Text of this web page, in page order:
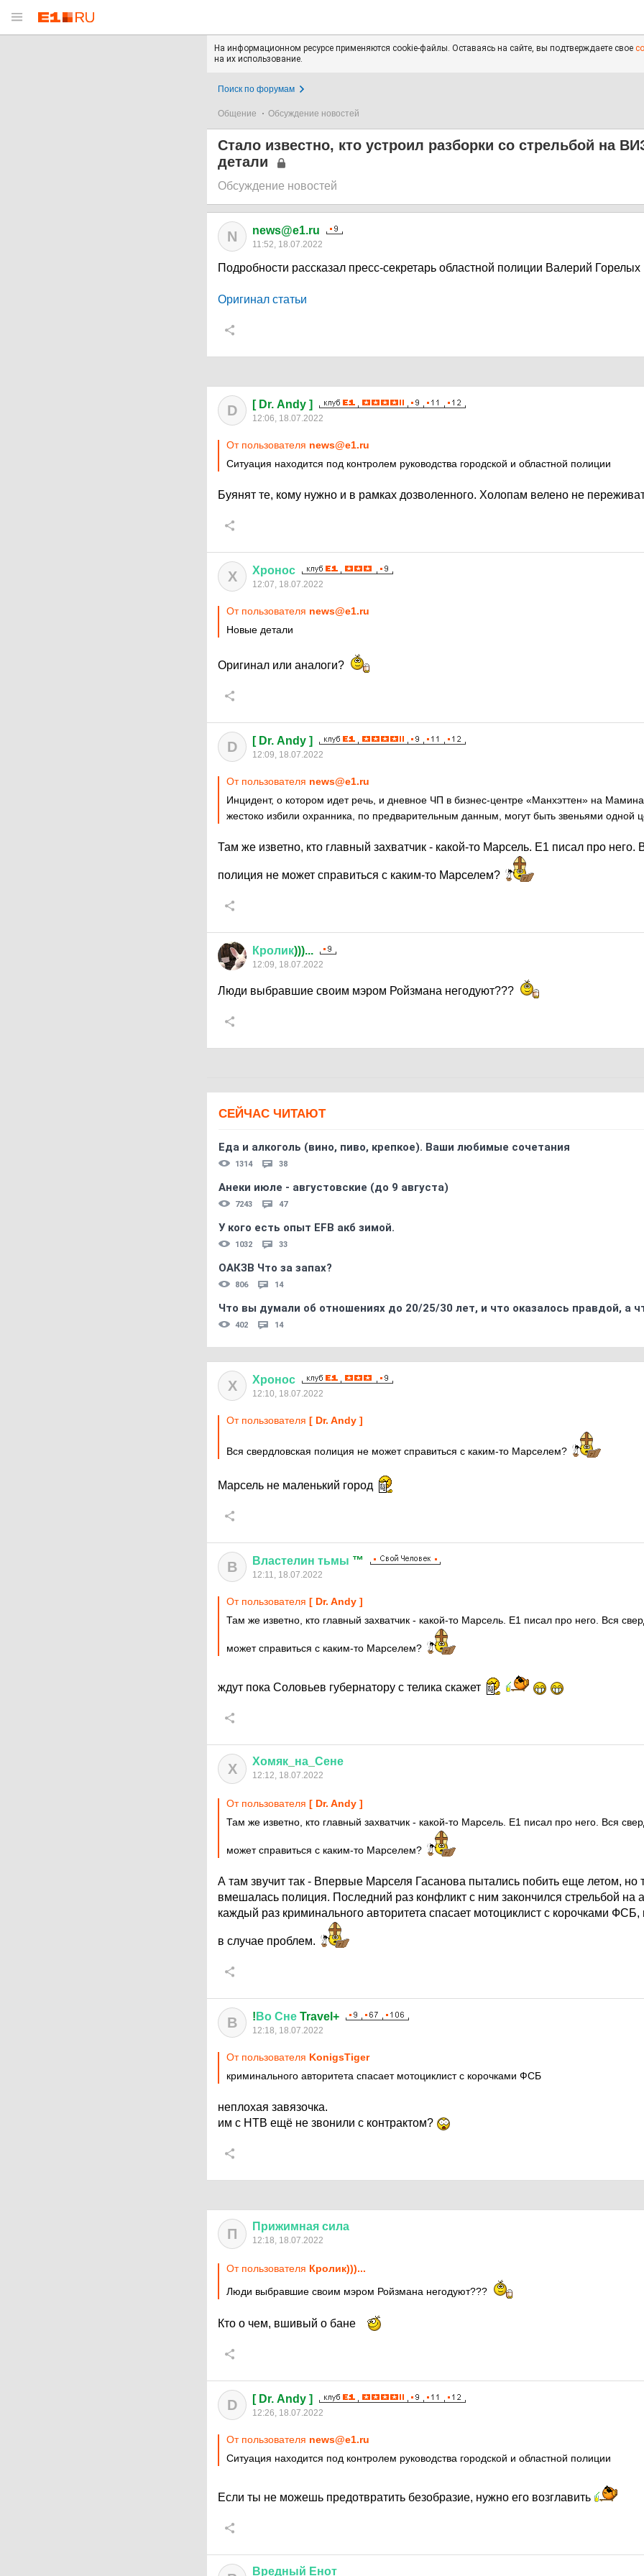
На информационном ресурсе применяются cookie-файлы. Оставаясь на сайте, вы подтверждаете свое
на их использование.
Поиск по форумам
Общение Обсуждение новостей
Стало известно, кто устроил разборки со стрельбой на
детали
Обсуждение новостей
N news@e1.ru
11:52, 18.07.2022
Подробности рассказал пресс-секретарь областной полиции Валерий Горелых
Оригинал статьи
D [ Dr. Andy ]
12:06, 18.07.2022
От пользователя news@e1.ru
Ситуация находится под контролем руководства городской и областной полиции
Буянят те, кому нужно и в рамках дозволенного. Холопам велено не
Х Хронос
12:07, 18.07.2022
От пользователя news@e1.ru
Новые детали
Оригинал или аналоги?
D [ Dr. Andy ]
12:09, 18.07.2022
От пользователя news@e1.ru
Инцидент, о котором идет речь, и дневное ЧП в бизнес-центре «Манхэттен» на
жестоко избили охранника, по предварительным данным, могут быть звеньями одной
Там же изветно, кто главный захватчик - какой-то Марсель. Е1 писал про него.
полиция не может справиться с каким-то Марселем?
Кролик)))...
12:09, 18.07.2022
Люди выбравшие своим мэром Ройзмана негодуют???
СЕЙЧАС ЧИТАЮТ
Еда и алкоголь (вино, пиво, крепкое). Ваши любимые сочетания
1314 38
Анеки июле - августовские (до 9 августа)
7243 47
У кого есть опыт EFB акб зимой.
1032 33
ОАКЗВ Что за запах?
806 14
Что вы думали об отношениях до 20/25/30 лет, и что оказалось правдой, а
402 14
Х Хронос
12:10, 18.07.2022
От пользователя [ Dr. Andy ]
Вся свердловская полиция не может справиться с каким-то Марселем?
Марсель не маленький город
В Властелин тьмы ™
12:11, 18.07.2022
От пользователя [ Dr. Andy ]
Там же изветно, кто главный захватчик - какой-то Марсель. Е1 писал про него. Вся
может справиться с каким-то Марселем?
ждут пока Соловьев губернатору с телика скажет
Х Хомяк на Сене
12:12, 18.07.2022
От пользователя [ Dr. Andy ]
Там же изветно, кто главный захватчик - какой-то Марсель. Е1 писал про него. Вся
может справиться с каким-то Марселем?
А там звучит так - Впервые Марселя Гасанова пытались побить еще летом, но
вмешалась полиция. Последний раз конфликт с ним закончился стрельбой на
каждый раз криминального авторитета спасает мотоциклист с корочками ФСБ,
в случае проблем.
В ! Во Сне Travel+
12:18, 18.07.2022
От пользователя KonigsTiger
криминального авторитета спасает мотоциклист с корочками ФСБ
неплохая завязочка.
им с НТВ ещё не звонили с контрактом?
П Прижимная сила
12:18, 18.07.2022
От пользователя Кролик)))...
Люди выбравшие своим мэром Ройзмана негодуют???
Кто о чем, вшивый о бане
D [ Dr. Andy ]
12:26, 18.07.2022
От пользователя news@e1.ru
Ситуация находится под контролем руководства городской и областной полиции
Если ты не можешь предотвратить безобразие, нужно его возглавить
Вредный Енот